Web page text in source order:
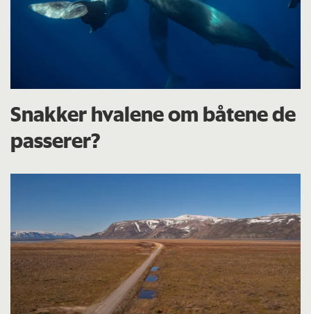
Snakker hvalene om båtene de
passerer?